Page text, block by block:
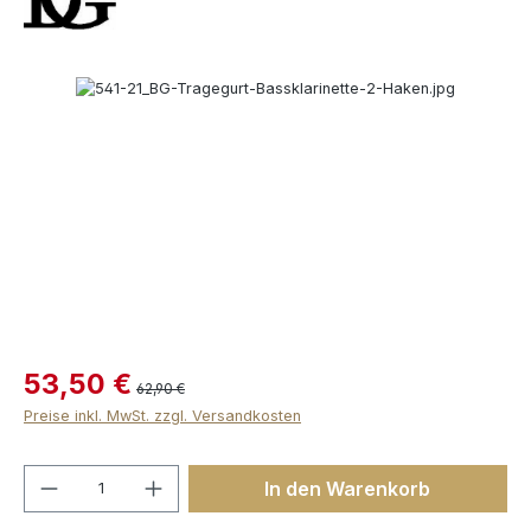
Bildergalerie überspringen
53,50 € 62,90 €
Preise inkl. MwSt. zzgl. Versandkosten
Produkt Anzahl: Gib denIn den Warenkorb